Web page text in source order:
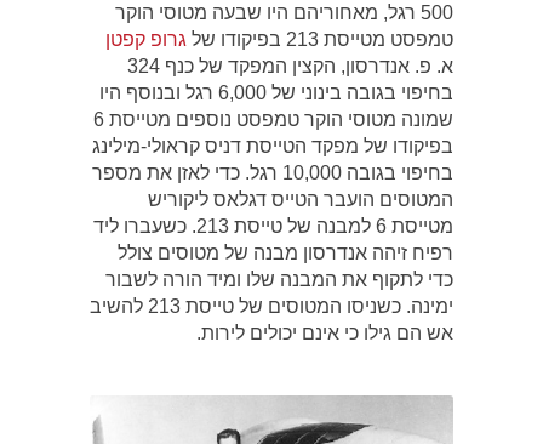
500 רגל, מאחוריהם היו שבעה מטוסי הוקר
טמפסט מטייסת 213 בפיקודו של
גרופ קפטן
א. פ. אנדרסון, הקצין המפקד של כנף 324
בחיפוי בגובה בינוני של 6,000 רגל ובנוסף היו
שמונה מטוסי הוקר טמפסט נוספים מטייסת 6
בפיקודו של מפקד הטייסת דניס קראולי-מילינג
בחיפוי בגובה 10,000 רגל. כדי לאזן את מספר
המטוסים הועבר הטייס דגלאס ליקוריש
מטייסת 6 למבנה של טייסת 213. כשעברו ליד
רפיח זיהה אנדרסון מבנה של מטוסים צולל
כדי לתקוף את המבנה שלו ומיד הורה לשבור
ימינה. כשניסו המטוסים של טייסת 213 להשיב
אש הם גילו כי אינם יכולים לירות.